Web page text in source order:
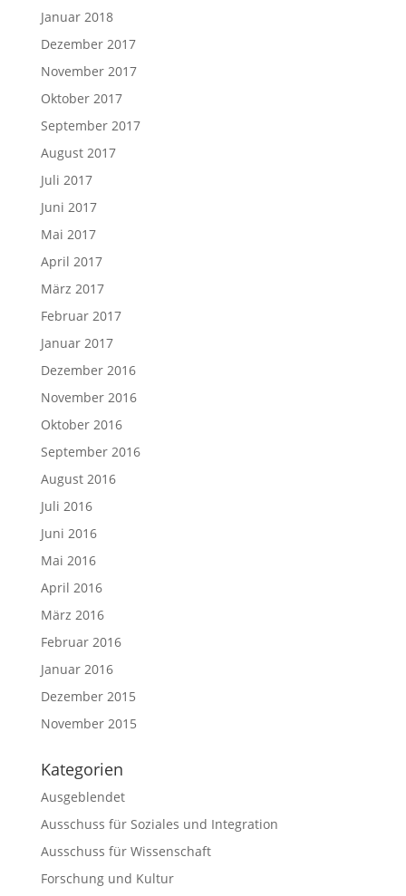
Januar 2018
Dezember 2017
November 2017
Oktober 2017
September 2017
August 2017
Juli 2017
Juni 2017
Mai 2017
April 2017
März 2017
Februar 2017
Januar 2017
Dezember 2016
November 2016
Oktober 2016
September 2016
August 2016
Juli 2016
Juni 2016
Mai 2016
April 2016
März 2016
Februar 2016
Januar 2016
Dezember 2015
November 2015
Kategorien
Ausgeblendet
Ausschuss für Soziales und Integration
Ausschuss für Wissenschaft
Forschung und Kultur